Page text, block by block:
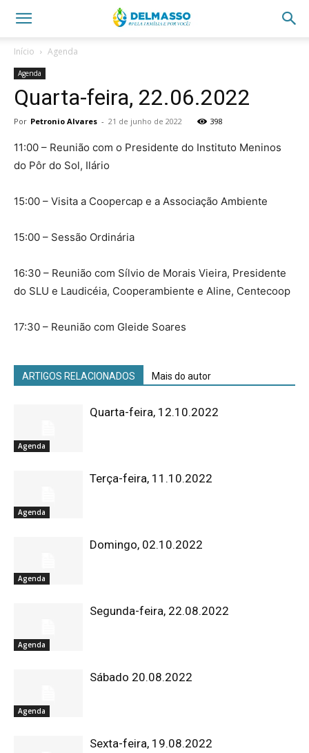
Início Agenda
Agenda
Quarta-feira, 22.06.2022
Por Petronio Alvares - 21 de junho de 2022 398
11:00 – Reunião com o Presidente do Instituto Meninos
do Pôr do Sol, Ilário
15:00 – Visita a Coopercap e a Associação Ambiente
15:00 – Sessão Ordinária
16:30 – Reunião com Sílvio de Morais Vieira, Presidente
do SLU e Laudicéia, Cooperambiente e Aline, Centecoop
17:30 – Reunião com Gleide Soares
ARTIGOS RELACIONADOS Mais do autor
Agenda
Quarta-feira, 12.10.2022
Agenda
Terça-feira, 11.10.2022
Agenda
Domingo, 02.10.2022
Agenda
Segunda-feira, 22.08.2022
Agenda
Sábado 20.08.2022
Sexta-feira, 19.08.2022